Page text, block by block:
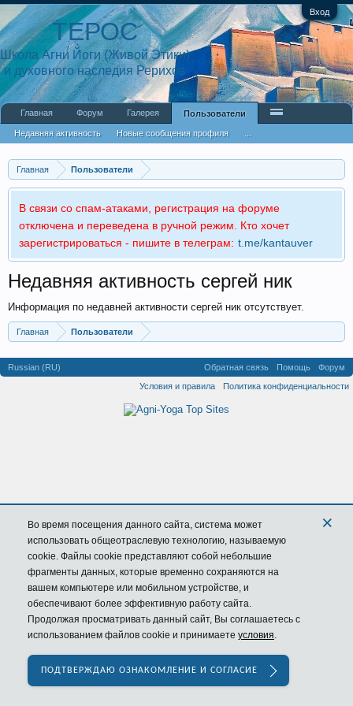
Вход
Главная Пользователи
В связи со спам-атаками, регистрация на форуме
отключена и переведена в ручной режим. Кто хочет
зарегистрироваться - пишите в телеграм: t.me/kantauver
Недавняя активность сергей ник
Информация по недавней активности сергей ник отсутствует.
Главная Пользователи
ТЕРОС
Школа Агни Йоги (Живой Этики)
и духовного наследия Рерихов
Главная Форум Галерея Пользователи
Недавняя активность Новые сообщения профиля
Russian (RU) Обратная связь Помощь
Форум
Условия и правила
Политика конфиденциальности
Во время посещения данного сайта, система может
использовать общеотраслевую технологию, называемую
cookie. Файлы cookie представляют собой небольшие
фрагменты данных, которые временно сохраняются на
вашем компьютере или мобильном устройстве, и
обеспечивают более эффективную работу сайта.
Продолжая просматривать данный сайт, Вы соглашаетесь с
использованием файлов cookie и принимаете условия.
×
ПОДТВЕРЖДАЮ ОЗНАКОМЛЕНИЕ И СОГЛАСИЕ